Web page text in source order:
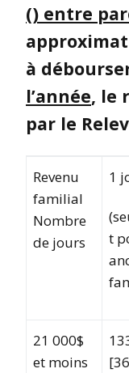
() entre
à
l’année, le
par le
Revenu
familial
Nombre
de jours
1
t
21 000$
et moins